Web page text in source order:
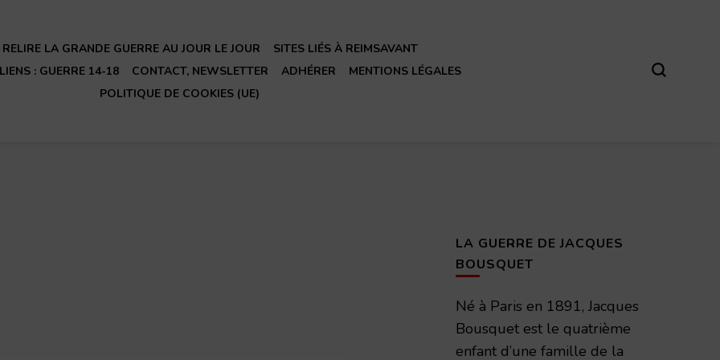
RELIRE LA GRANDE GUERRE AU JOUR LE JOUR
SITES LIÉS À REIMSAVANT
LIENS : GUERRE 14-18 CONTACT, NEWSLETTER ADHÉRER
MENTIONS LÉGALES
POLITIQUE DE COOKIES (UE)
LA GUERRE DE JACQUES
BOUSQUET
Né à Paris en 1891, Jacques
Bousquet est le quatrième
enfant d’une famille de la